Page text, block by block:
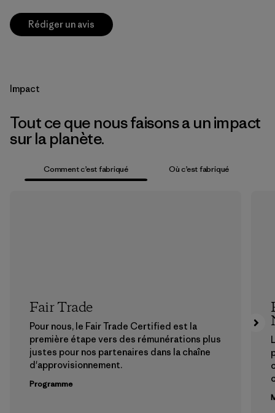
Rédiger un avis
Impact
Tout ce que nous faisons a un impact
sur la planète.
Comment c’est fabriqué Où c’est fabriqué
Fair Trade
Pour nous, le Fair Trade Certified est la
première étape vers des rémunérations plus
justes pour nos partenaires dans la chaîne
d'approvisionnement.
Programme